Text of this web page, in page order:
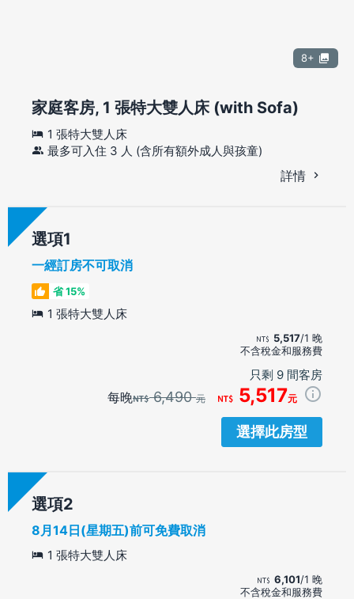
8+
家庭客房, 1 張特大雙人床 (with Sofa)
1 張特大雙人床
最多可入住 3 人 (含所有額外成人與孩童)
詳情
選項
一經訂房不可取消
省 15%
1 張特大雙人床
5,517/1 晚
不含稅金和服務費
只剩 9 間客房
每晚 6,490元 5,517元
選擇此房型
選項
8月14日(星期五)前可免費取消
1 張特大雙人床
6,101/1 晚
不含稅金和服務費